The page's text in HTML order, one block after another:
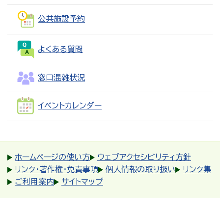
公共施設予約
よくある質問
窓口混雑状況
イベントカレンダー
ホームページの使い方
ウェブアクセシビリティ方針
リンク・著作権・免責事項
個人情報の取り扱い
リンク集
ご利用案内
サイトマップ